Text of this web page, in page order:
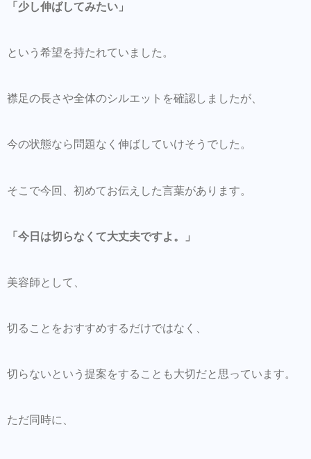
「少し伸ばしてみたい」
という希望を持たれていました。
襟足の長さや全体のシルエットを確認しましたが、
今の状態なら問題なく伸ばしていけそうでした。
そこで今回、初めてお伝えした言葉があります。
「今日は切らなくて大丈夫ですよ。」
美容師として、
切ることをおすすめするだけではなく、
切らないという提案をすることも大切だと思っています。
ただ同時に、